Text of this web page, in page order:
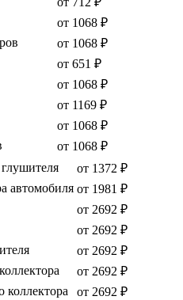
от 1068 ₽
от 1068 ₽
от 651 ₽
от 1068 ₽
от 1169 ₽
от 1068 ₽
от 1068 ₽
от 1372 ₽
автомобиля от 1981 ₽
от 2692 ₽
от 2692 ₽
от 2692 ₽
от 2692 ₽
коллектора
от 2692 ₽